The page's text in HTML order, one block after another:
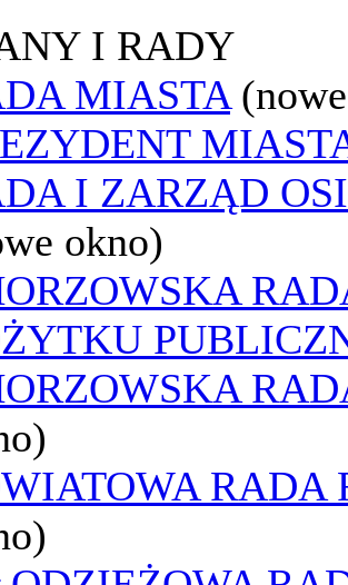
I RADY
MIASTA
I ZARZĄD
okno)
RADA